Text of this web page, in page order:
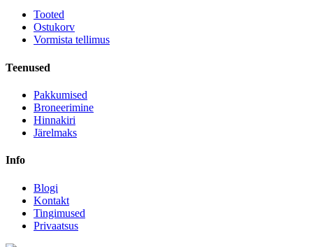
Tooted
Ostukorv
Vormista tellimus
Teenused
Pakkumised
Broneerimine
Hinnakiri
Järelmaks
Info
Blogi
Kontakt
Tingimused
Privaatsus